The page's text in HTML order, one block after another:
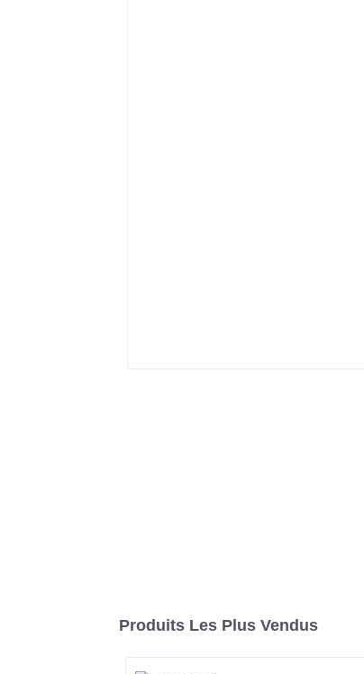
Produits Les Plus Vendus